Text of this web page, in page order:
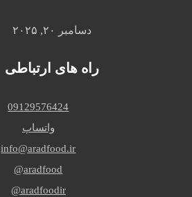
دسامبر ۲۰, ۲۰۲۵
راه های ارتباطی
09129576424
واتساپ
info@aradfood.ir
aradfood@
aradfoodir@